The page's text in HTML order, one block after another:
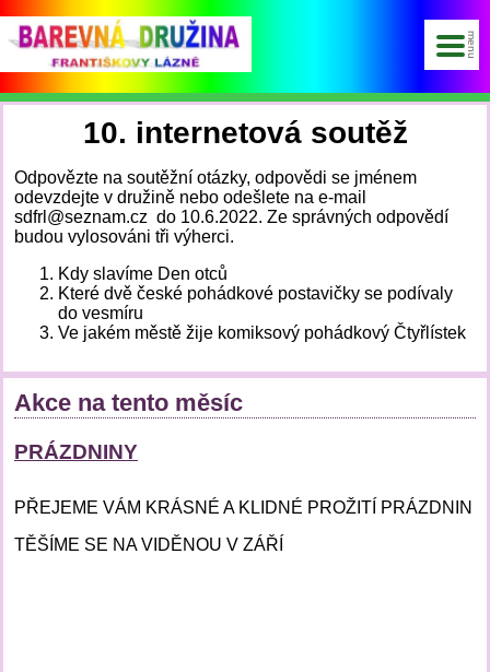
10. internetová soutěž
Odpovězte na soutěžní otázky, odpovědi se jménem
odevzdejte v družině nebo odešlete na e-mail
sdfrl@seznam.cz do 10.6.2022. Ze správných odpovědí
budou vylosováni tři výherci.
Kdy slavíme Den otců
Které dvě české pohádkové postavičky se podívaly
do vesmíru
Ve jakém městě žije komiksový pohádkový Čtyřlístek
Akce na tento měsíc
PRÁZDNINY
PŘEJEME VÁM KRÁSNÉ A KLIDNÉ PROŽITÍ PRÁZDNIN
TĚŠÍME SE NA VIDĚNOU V ZÁŘÍ